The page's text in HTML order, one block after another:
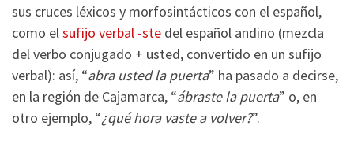
sus cruces léxicos y morfosintácticos con el español,
como elsufijo verbal -ste del español andino (mezcla
del verbo conjugado + usted, convertido en un sufijo
verbal): así, “abra usted la puerta” ha pasado a decirse,
en la región de Cajamarca, “ábraste la puerta” o, en
otro ejemplo, “¿qué hora vaste a volver?”.